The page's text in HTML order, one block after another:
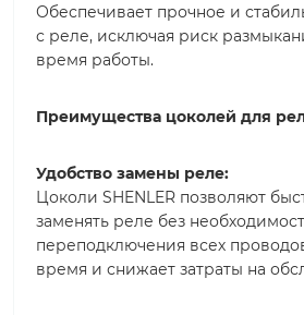
Обеспечивает прочное и
с реле, исключая риск
время работы.
Преимущества цоколей для
Удобство замены реле:
Цоколи SHENLER позволяют
заменять реле без
переподключения всех
время и снижает затраты на